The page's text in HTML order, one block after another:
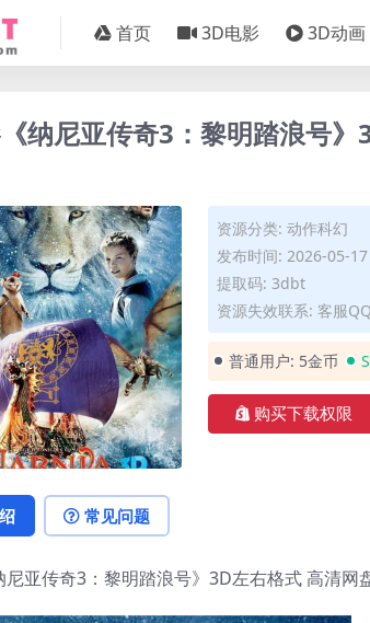
首页 3D电影 3D动画
纳尼亚传奇3：黎明踏浪号
资源分类: 动作科幻
发布时间: 2026-05-17
提取码: 3dbt
资源失效联系: 客服
普通用户: 5金币
购买下载权限
常见问题
亚传奇3：黎明踏浪号》3D左右格式 高清网